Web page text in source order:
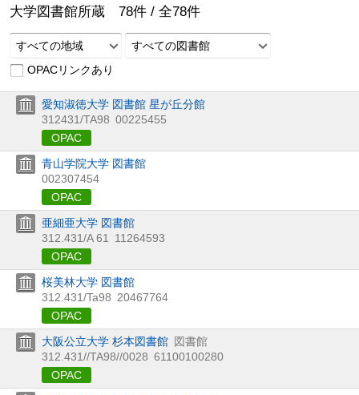
大学図書館所蔵 78件 / 全78件
すべての地域
すべての図書館
OPACリンクあり
愛知淑徳大学 図書館 星が丘分館
312431/TA98 00225455
OPAC
青山学院大学 図書館
002307454
OPAC
亜細亜大学 図書館
312.431/A 61
11264593
OPAC
桜美林大学 図書館
312.431/Ta98 20467764
OPAC
大阪公立大学 杉本図書館 図書館
312.431//TA98//0028 61100100280
OPAC